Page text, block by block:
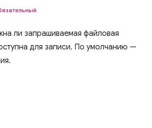
ли запрашиваемая файловая
для записи. По умолчанию —